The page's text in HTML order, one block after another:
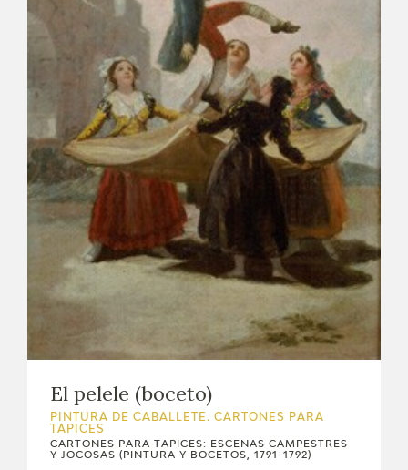
PROGRAMACIÓN
EXPOSICIONES
ACTIVIDADES
ACTUALIDAD
SALA DE PRENSA
BLOG CUADERNO ITALIANO
CRONOLOGÍA
EL VIAJE DE GOYA
El pelele (boceto)
PINTURA DE CABALLETE. CARTONES PARA
TAPICES
CARTONES PARA TAPICES: ESCENAS CAMPESTRES
Y JOCOSAS (PINTURA Y BOCETOS, 1791-1792)